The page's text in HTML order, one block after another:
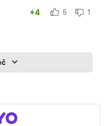
+4 5 1